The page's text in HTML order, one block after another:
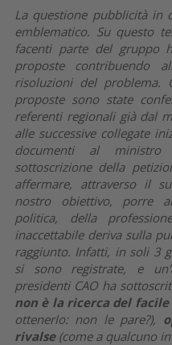
La questione pubblicità in
emblematico. Su questo
facenti parte del gruppo
proposte contribuendo
risoluzioni del problema.
proposte sono state
referenti regionali già dal
alle successive collegate
documenti al ministro
sottoscrizione della
affermare, attraverso il
nostro obiettivo, porre
politica, della
inaccettabile deriva sulla
raggiunto. Infatti, in soli 3
si sono registrate, e
presidenti CAO ha
non è la ricerca del facile
ottenerlo: non le pare?),
rivalse(come a qualcuno